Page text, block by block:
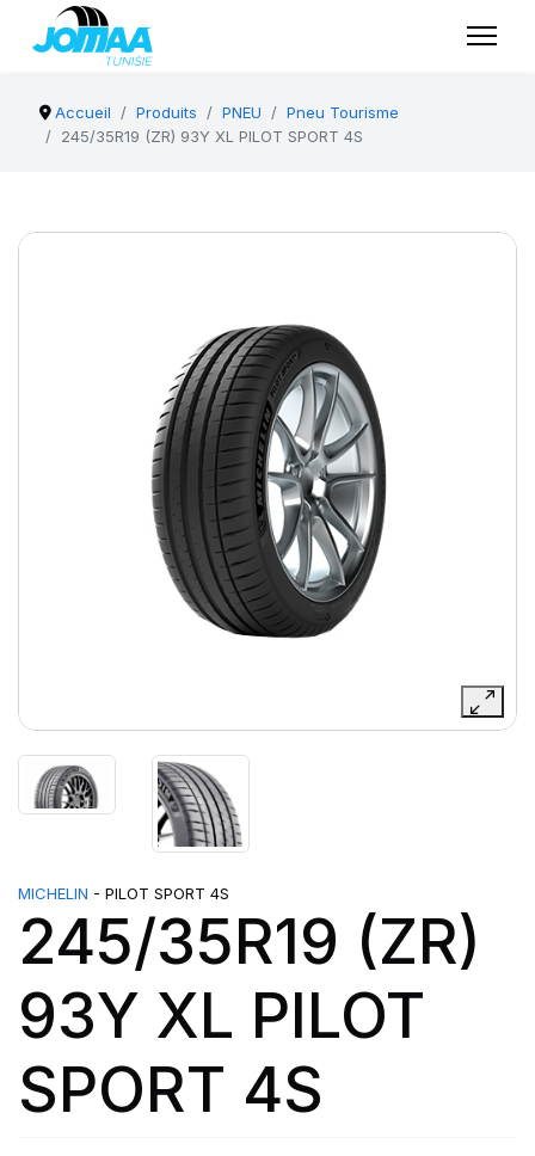
Accueil Produits PNEU
Pneu Tourisme
245/35R19 (ZR) 93Y XL PILOT SPORT 4S
MICHELIN - PILOT SPORT 4S
245/35R19 (ZR)
93Y XL PILOT
SPORT 4S